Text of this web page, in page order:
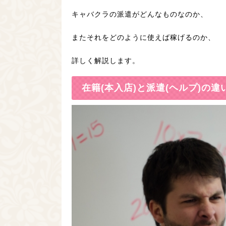
キャバクラの派遣がどんなものなのか、
またそれをどのように使えば稼げるのか、
詳しく解説します。
在籍(本入店)と派遣(ヘルプ)の違